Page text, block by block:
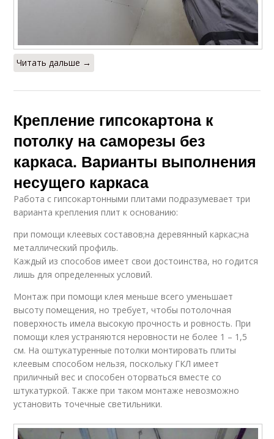
Читать дальше →
Крепление гипсокартона к
потолку на саморезы без
каркаса. Варианты выполнения
несущего каркаса
Работа с гипсокартонными плитами подразумевает три
варианта крепления плит к основанию:
при помощи клеевых составов;на деревянный каркас;на
металлический профиль.
Каждый из способов имеет свои достоинства, но годится
лишь для определенных условий.
Монтаж при помощи клея меньше всего уменьшает
высоту помещения, но требует, чтобы потолочная
поверхность имела высокую прочность и ровность. При
помощи клея устраняются неровности не более 1 – 1,5
см. На оштукатуренные потолки монтировать плиты
клеевым способом нельзя, поскольку ГКЛ имеет
приличный вес и способен оторваться вместе со
штукатуркой. Также при таком монтаже невозможно
установить точечные светильники.